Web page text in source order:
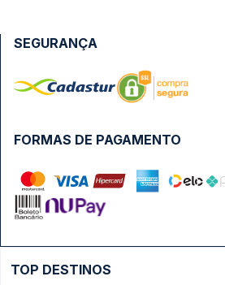
FORMAS DE PAGAMENTO
SEGURANÇA
TOP DESTINOS